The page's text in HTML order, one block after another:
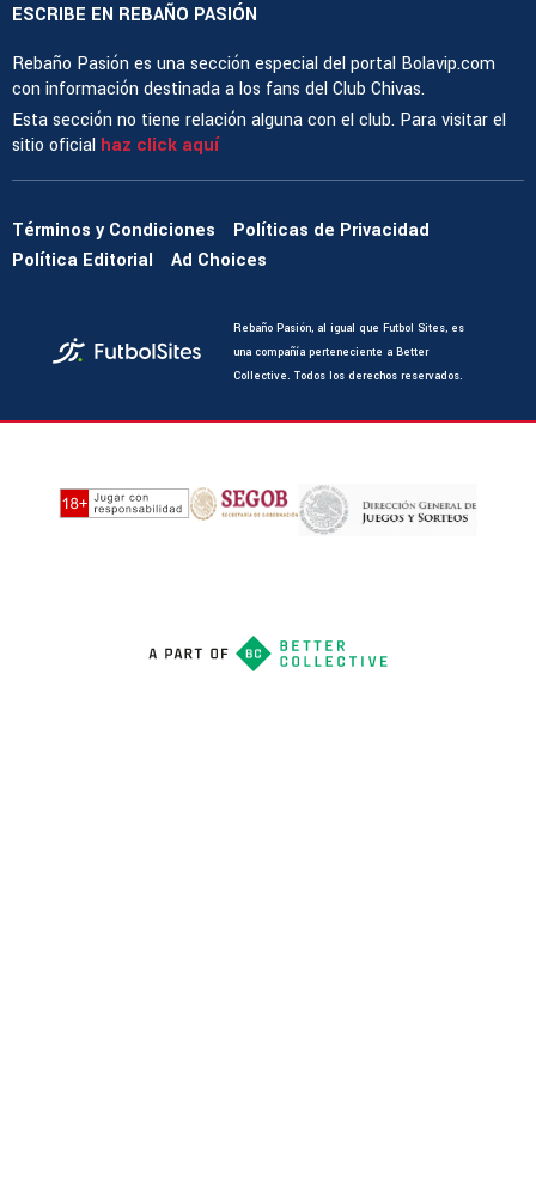
ESCRIBE EN REBAÑO PASIÓN
Rebaño Pasión es una sección especial del portal Bolavip.com
con información destinada a los fans del Club Chivas.
Esta sección no tiene relación alguna con el club. Para visitar el
sitio oficial haz click aquí
Términos y Condiciones
Políticas de Privacidad
Política Editorial
Ad Choices
Rebaño Pasión, al igual que Futbol Sites, es
una compañía perteneciente a Better
Collective. Todos los derechos reservados.